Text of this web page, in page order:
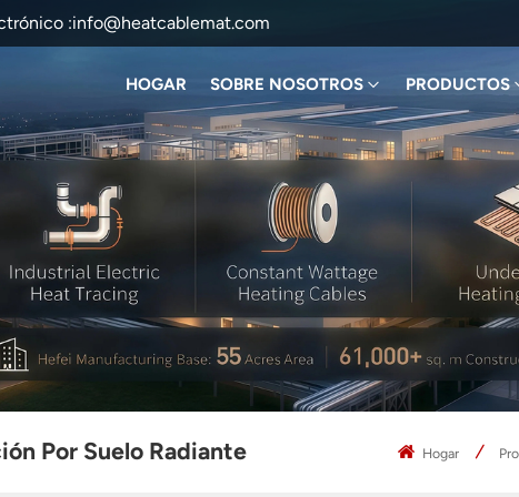
:info@heatcablemat.com
HOGAR SOBRE NOSOTROS PRODUCTOS
Por Suelo Radiante Hogar